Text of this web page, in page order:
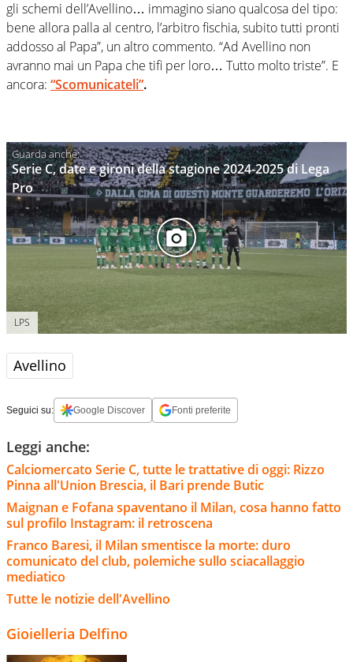
gli schemi dell’Avellino… immagino siano qualcosa del tipo:
bene allora palla al centro, l’arbitro fischia, subito tutti pronti
addosso al Papa”, un altro commento. “Ad Avellino non
avranno mai un Papa che tifi per loro… Tutto molto triste”. E
ancora: “Scomunicateli”.
Serie C, date e gironi della stagione 2024-2025 di Lega
Pro
LPS
Avellino
Seguici su: Google Discover Fonti preferite
Leggi anche:
Calciomercato Serie C, tutte le trattative di oggi: Rizzo
Pinna all'Union Brescia, il Bari prende Butic
Maignan e Fofana spaventano il Milan, cosa hanno fatto
sul profilo Instagram: il retroscena
Franco Baresi, il Milan smentisce la morte: duro
comunicato del club, polemiche sullo sciacallaggio
mediatico
Tutte le notizie dell'Avellino
Gioielleria Delfino